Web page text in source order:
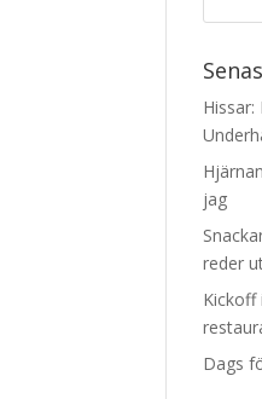
jag
reder
Kickoff
Dags